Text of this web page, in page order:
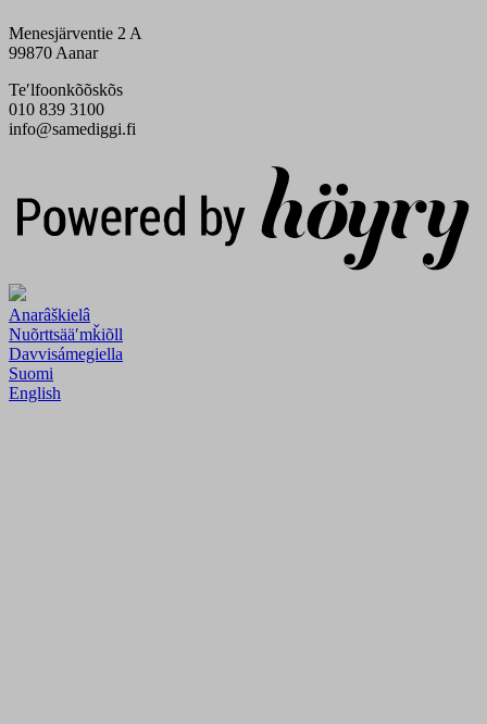
Menesjärventie 2 A
99870 Aanar
Teʹlfoonkõõskõs
010 839 3100
info@samediggi.fi
Anarâškielâ
Nuõrttsääʹmǩiõll
Davvisámegiella
Suomi
English